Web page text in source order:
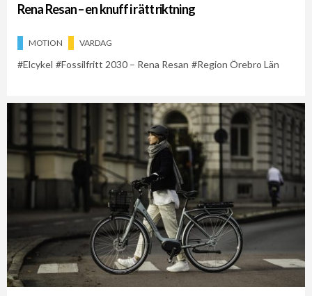
Rena Resan – en knuff i rätt riktning
MOTION VARDAG
Elcykel Fossilfritt 2030 – Rena Resan Region Örebro Län